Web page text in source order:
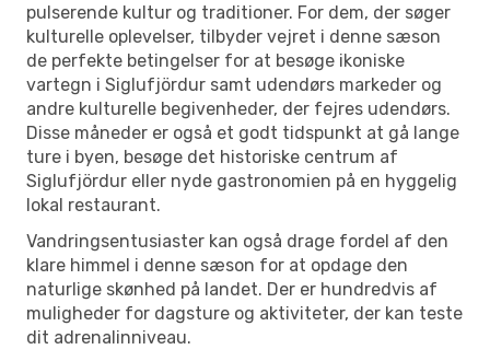
pulserende kultur og traditioner. For dem, der søger
kulturelle oplevelser, tilbyder vejret i denne sæson
de perfekte betingelser for at besøge ikoniske
vartegn i Siglufjördur samt udendørs markeder og
andre kulturelle begivenheder, der fejres udendørs.
Disse måneder er også et godt tidspunkt at gå lange
ture i byen, besøge det historiske centrum af
Siglufjördur eller nyde gastronomien på en hyggelig
lokal restaurant.
Vandringsentusiaster kan også drage fordel af den
klare himmel i denne sæson for at opdage den
naturlige skønhed på landet. Der er hundredvis af
muligheder for dagsture og aktiviteter, der kan teste
dit adrenalinniveau.